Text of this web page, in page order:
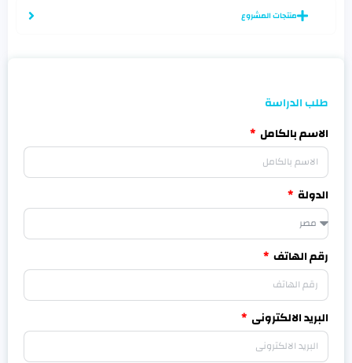
منتجات المشروع
طلب الدراسة
الاسم بالكامل
الدولة
رقم الهاتف
البريد الالكترونى